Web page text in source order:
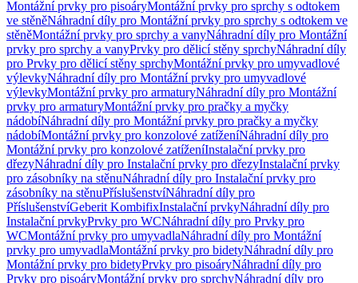
Montážní prvky pro pisoáryMontážní prvky pro sprchy s odtokem
ve stěněNáhradní díly pro Montážní prvky pro sprchy s odtokem ve
stěněMontážní prvky pro sprchy a vanyNáhradní díly pro Montážní
prvky pro sprchy a vanyPrvky pro dělicí stěny sprchyNáhradní díly
pro Prvky pro dělicí stěny sprchyMontážní prvky pro umyvadlové
výlevkyNáhradní díly pro Montážní prvky pro umyvadlové
výlevkyMontážní prvky pro armaturyNáhradní díly pro Montážní
prvky pro armaturyMontážní prvky pro pračky a myčky
nádobíNáhradní díly pro Montážní prvky pro pračky a myčky
nádobíMontážní prvky pro konzolové zatíženíNáhradní díly pro
Montážní prvky pro konzolové zatíženíInstalační prvky pro
dřezyNáhradní díly pro Instalační prvky pro dřezyInstalační prvky
pro zásobníky na stěnuNáhradní díly pro Instalační prvky pro
zásobníky na stěnuPříslušenstvíNáhradní díly pro
PříslušenstvíGeberit KombifixInstalační prvkyNáhradní díly pro
Instalační prvkyPrvky pro WCNáhradní díly pro Prvky pro
WCMontážní prvky pro umyvadlaNáhradní díly pro Montážní
prvky pro umyvadlaMontážní prvky pro bidetyNáhradní díly pro
Montážní prvky pro bidetyPrvky pro pisoáryNáhradní díly pro
Prvky pro pisoáryMontážní prvky pro sprchyNáhradní díly pro